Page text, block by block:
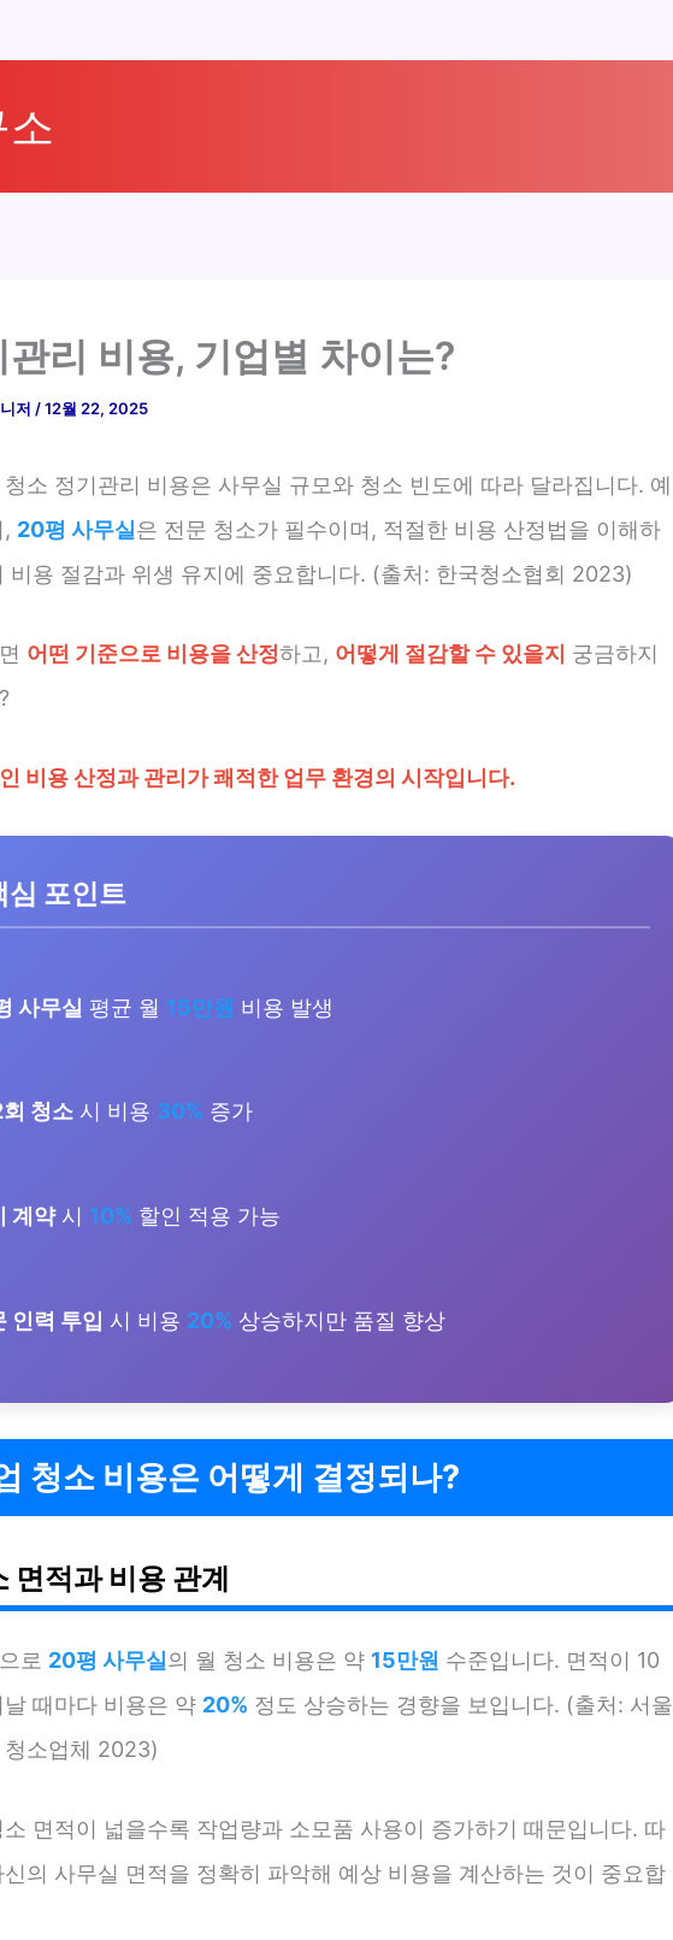
관리 비용, 기업별 차이는?
저 /12월 22, 2025
소 정기관리 비용은 사무실 규모와 청소 빈도에 따라 달라집니다. 예
20평 사무실 은 전문 청소가 필수이며, 적절한 비용 산정법을 이해하
비용 절감과 위생 유지에 중요합니다. (출처: 한국청소협회 2023)
어떤 기준으로 비용을 산정하고, 어떻게 절감할 수 있을지 궁금하지
비용 산정과 관리가 쾌적한 업무 환경의 시작입니다.
심 포인트
사무실 평균 월 15만원 비용 발생
청소 시 비용 30% 증가
계약시 10% 할인 적용 가능
인력 투입 시 비용 20% 상승하지만 품질 향상
청소 비용은 어떻게 결정되나?
면적과 비용 관계
로 20평 사무실의 월 청소 비용은 약 15만원 수준입니다. 면적이 10
날 때마다 비용은 약 20% 정도 상승하는 경향을 보입니다. (출처: 서울
청소업체 2023)
소 면적이 넓을수록 작업량과 소모품 사용이 증가하기 때문입니다. 따
신의 사무실 면적을 정확히 파악해 예상 비용을 계산하는 것이 중요합